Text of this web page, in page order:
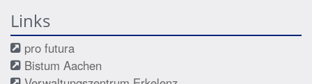
Links
pro futura
Bistum Aachen